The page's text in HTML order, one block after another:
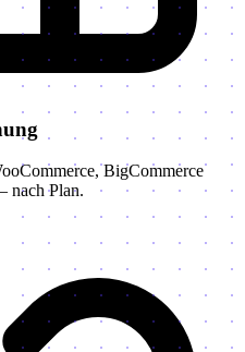
BigCommerce
nach Plan.